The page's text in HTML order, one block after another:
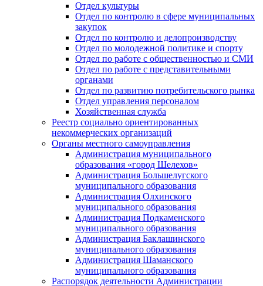
Отдел культуры
Отдел по контролю в сфере муниципальных
закупок
Отдел по контролю и делопроизводству
Отдел по молодежной политике и спорту
Отдел по работе с общественностью и СМИ
Отдел по работе с представительными
органами
Отдел по развитию потребительского рынка
Отдел управления персоналом
Хозяйственная служба
Реестр социально ориентированных
некоммерческих организаций
Органы местного самоуправления
Администрация муниципального
образования «город Шелехов»
Администрация Большелугского
муниципального образования
Администрация Олхинского
муниципального образования
Администрация Подкаменского
муниципального образования
Администрация Баклашинского
муниципального образования
Администрация Шаманского
муниципального образования
Распорядок деятельности Администрации